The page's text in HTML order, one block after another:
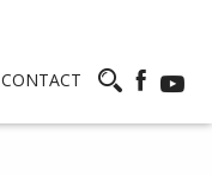
CONTACT